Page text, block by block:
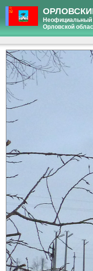
Неофициальный
Орловской